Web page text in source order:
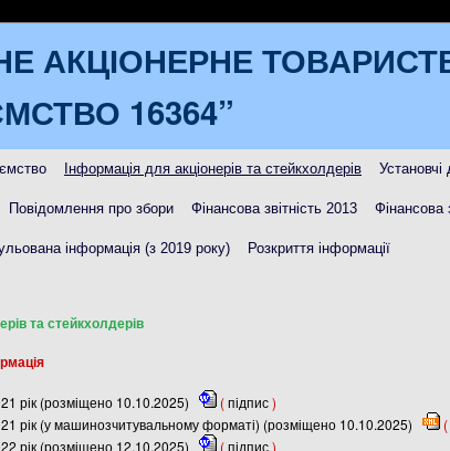
АКЦІОНЕРНЕ
16364”
Інформація для акціонерів та стейкхолдерів
Повідомлення про збори Фінансова звітність 2013 Фінансова
інформація (з 2019 року) Розкриття інформації
та стейкхолдерів
рік (розміщено 10.10.2025) (підпис)
рік (у машинозчитувальному форматі) (розміщено 10.10.2025)
(
рік (розміщено 12.10.2025)
(підпис)